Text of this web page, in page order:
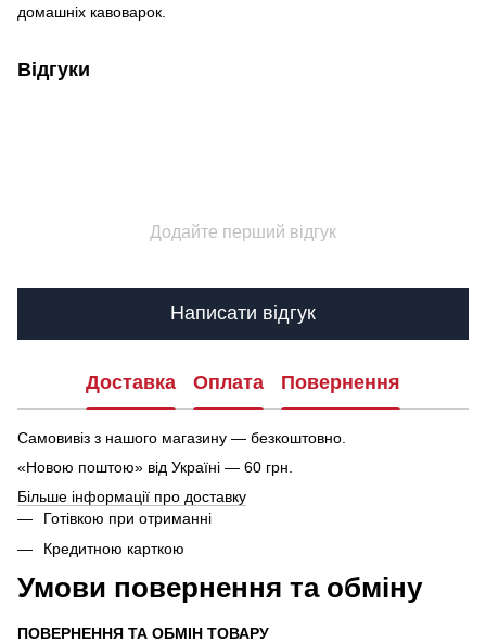
домашніх кавоварок.
Відгуки
Додайте перший відгук
Написати відгук
Доставка Оплата Повернення
Самовивіз з нашого магазину — безкоштовно.
«Новою поштою» від Україні — 60 грн.
Більше інформації про доставку
Готівкою при отриманні
Кредитною карткою
Умови повернення та обміну
ПОВЕРНЕННЯ ТА ОБМІН ТОВАРУ